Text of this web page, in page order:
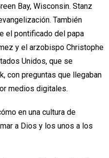
Bay, Wisconsin. Stanz
También
el pontificado del papa
y el arzobispo Christophe
Unidos, que se
con preguntas que llegaban
medios digitales.
en una cultura de
a Dios y los unos a los